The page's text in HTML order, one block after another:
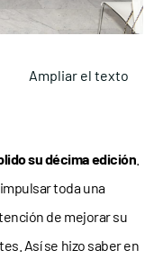
Ampliar el texto
su décima edición
toda una
de mejorar su
Así se hizo saber en